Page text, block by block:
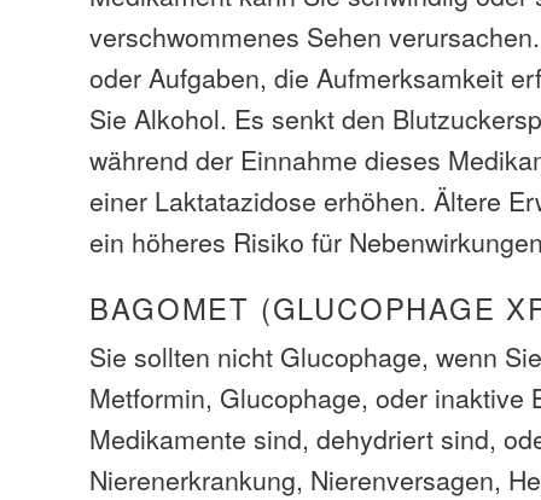
verschwommenes Sehen
oder Aufgaben, die Aufmerksamkeit
Sie Alkohol. Es senkt den
während der Einnahme dieses
einer Laktatazidose erhöhen. Ältere
ein höheres Risiko für
BAGOMET (GLUCOPHAGE
Sie sollten nicht Glucophage, wenn
Metformin, Glucophage, oder inaktive
Medikamente sind, dehydriert sind,
Nierenerkrankung, Nierenversagen,